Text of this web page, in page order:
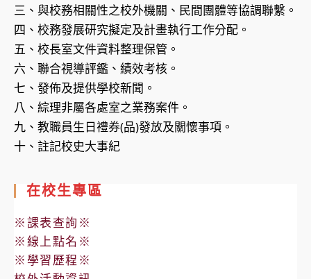
三、與校務相關性之校外機關、民間團體等協調聯繫。
四、校務發展研究擬定及計畫執行工作分配。
五、校長室文件資料整理保管。
六、聯合視導評鑑、績效考核。
七、發佈及提供學校新聞。
八、綜理非屬各處室之業務案件。
九、教職員生日禮券(品)發放及關懷事項。
十、註記校史大事紀
在校生專區
※課表查詢※
※線上點名※
※學習歷程※